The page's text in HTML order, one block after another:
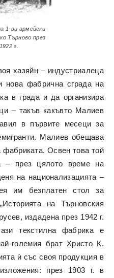
1-ви армейски
Търново през
г.
хазяйн – индустриалеца
нова фабрична сграда на
в града и да организира
– такъв какъвто Малиев
в първите месеци за
Малиев обещава
фабриката. Освен това той
– през цялото време на
на национализацията –
им безплатен стол за
на Търновския
издадена през 1942 г.
текстилна фабрика е
големия брат Христо К.
ѝ със своя продукция в
през 1903 г. в